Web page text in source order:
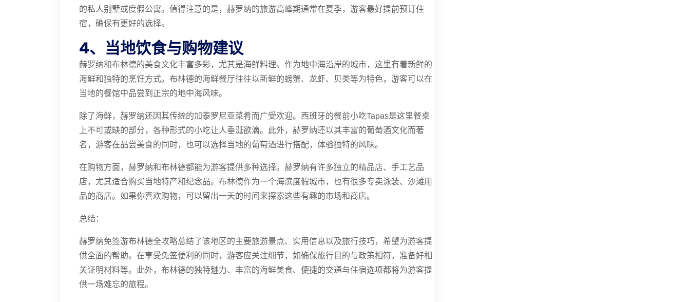
的私人别墅或度假公寓。值得注意的是，赫罗纳的旅游高峰期通常在夏季，游客最好提前预订住
宿，确保有更好的选择。
4、当地饮食与购物建议
赫罗纳和布林德的美食文化丰富多彩，尤其是海鲜料理。作为地中海沿岸的城市，这里有着新鲜的
海鲜和独特的烹饪方式。布林德的海鲜餐厅往往以新鲜的螃蟹、龙虾、贝类等为特色，游客可以在
当地的餐馆中品尝到正宗的地中海风味。
除了海鲜，赫罗纳还因其传统的加泰罗尼亚菜肴而广受欢迎。西班牙的餐前小吃Tapas是这里餐桌
上不可或缺的部分，各种形式的小吃让人垂涎欲滴。此外，赫罗纳还以其丰富的葡萄酒文化而著
名，游客在品尝美食的同时，也可以选择当地的葡萄酒进行搭配，体验独特的风味。
在购物方面，赫罗纳和布林德都能为游客提供多种选择。赫罗纳有许多独立的精品店、手工艺品
店，尤其适合购买当地特产和纪念品。布林德作为一个海滨度假城市，也有很多专卖泳装、沙滩用
品的商店。如果你喜欢购物，可以留出一天的时间来探索这些有趣的市场和商店。
总结：
赫罗纳免签游布林德全攻略总结了该地区的主要旅游景点、实用信息以及旅行技巧，希望为游客提
供全面的帮助。在享受免签便利的同时，游客应关注细节，如确保旅行目的与政策相符，准备好相
关证明材料等。此外，布林德的独特魅力、丰富的海鲜美食、便捷的交通与住宿选项都将为游客提
供一场难忘的旅程。